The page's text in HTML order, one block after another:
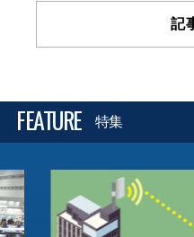
記
FEATURE 特集